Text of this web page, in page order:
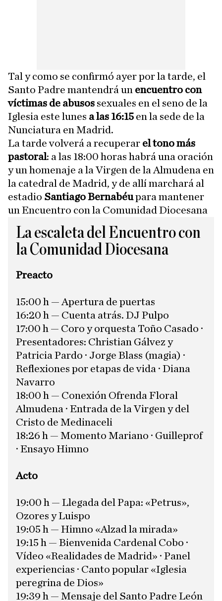
Tal y como se confirmó ayer por la tarde, el
Santo Padre mantendrá un encuentro con
víctimas de abusos sexuales en el seno de la
Iglesia este lunes a las 16:15 en la sede de la
Nunciatura en Madrid.
La tarde volverá a recuperar el tono más
pastoral: a las 18:00 horas habrá una oración
y un homenaje a la Virgen de la Almudena en
la catedral de Madrid, y de allí marchará al
estadio Santiago Bernabéupara mantener
un Encuentro con la Comunidad Diocesana
La escaleta del Encuentro con
la Comunidad Diocesana
Preacto
15:00 h — Apertura de puertas
16:20 h — Cuenta atrás. DJ Pulpo
17:00 h — Coro y orquesta Toño Casado ·
Presentadores: Christian Gálvez y
Patricia Pardo · Jorge Blass (magia) ·
Reflexiones por etapas de vida · Diana
Navarro
18:00 h — Conexión Ofrenda Floral
Almudena · Entrada de la Virgen y del
Cristo de Medinaceli
18:26 h — Momento Mariano · Guilleprof
· Ensayo Himno
Acto
19:00 h — Llegada del Papa: «Petrus»,
Ozores y Luispo
19:05 h — Himno «Alzad la mirada»
19:15 h — Bienvenida Cardenal Cobo ·
Vídeo «Realidades de Madrid» · Panel
experiencias · Canto popular «Iglesia
peregrina de Dios»
19:39 h — Mensaje del Santo Padre León